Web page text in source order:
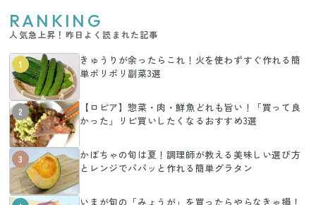
RANKING
人気急上昇！昨日よく読まれた記事
1
きゅうりが余ったらこれ！火を使わずすぐ作れる簡
単ポリポリ副菜3選
2
【ロピア】惣菜・肉・鮮魚どれも旨い！「買って良
かった」リピ買いしたくなるおすすめ3選
3
かぼちゃの旬は夏！調理師が教える美味しい選び方
とレンジでパパッと作れる簡単グラタン
いまが旬の「みょうが」を買ったらやらなきゃ損！